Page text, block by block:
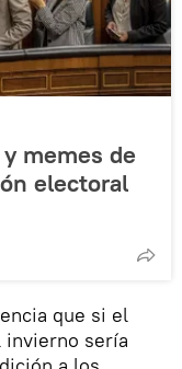
memes de
electoral
que si el
invierno sería